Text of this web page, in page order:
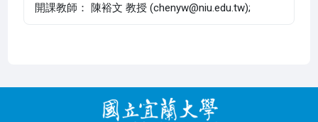
開課教師： 陳裕文 教授 (chenyw@niu.edu.tw);